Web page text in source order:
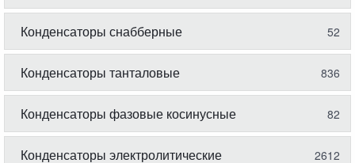
Конденсаторы снабберные 52
Конденсаторы танталовые 836
Конденсаторы фазовые косинусные 82
Конденсаторы электролитические 2612